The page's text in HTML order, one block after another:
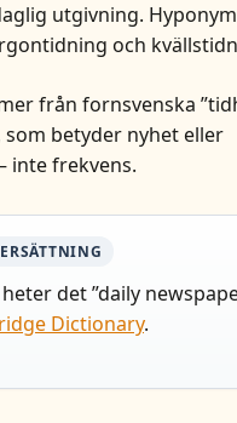
utgivning.
och
från fornsvenska
som betyder nyhet eller
inte frekvens.
det ”daily
Dictionary.